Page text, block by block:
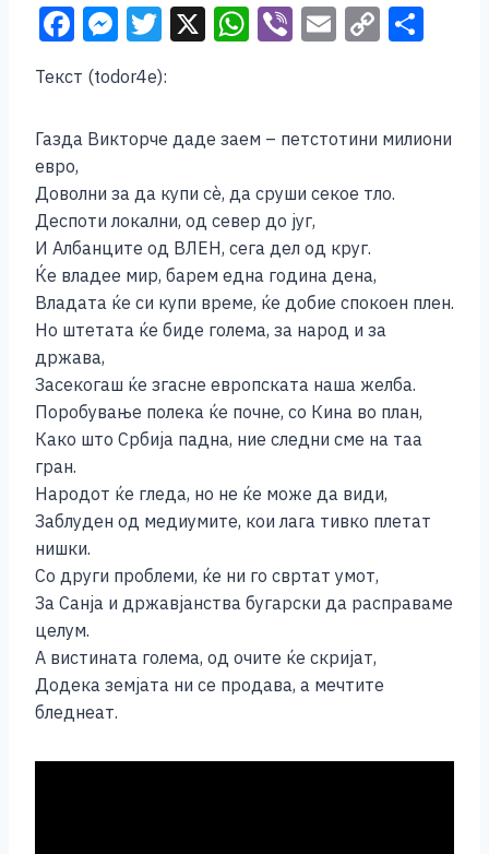
F
a
c
e
b
o
o
k
M
e
ss
e
g
er
T
tt
er
X W
s
p
p
Vi E
l
C
y
n
e
Текст (todor4e):
Газда Викторче даде заем – петстотини милиони
евро,
Доволни за да купи сѐ, да сруши секое тло.
Деспоти локални, од север до југ,
И Албанците од ВЛЕН, сега дел од круг.
Ќе владее мир, барем една година дена,
Владата ќе си купи време, ќе добие спокоен плен.
Но штетата ќе биде голема, за народ и за
држава,
Засекогаш ќе згасне европската наша желба.
Поробување полека ќе почне, со Кина во план,
Како што Србија падна, ние следни сме на таа
гран.
Народот ќе гледа, но не ќе може да види,
Заблуден од медиумите, кои лага тивко плетат
нишки.
Со други проблеми, ќе ни го свртат умот,
За Санја и државјанства бугарски да расправаме
целум.
А вистината голема, од очите ќе скријат,
Додека земјата ни се продава, а мечтите
бледнеат.